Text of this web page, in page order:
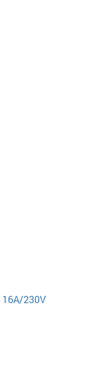
16А/230V